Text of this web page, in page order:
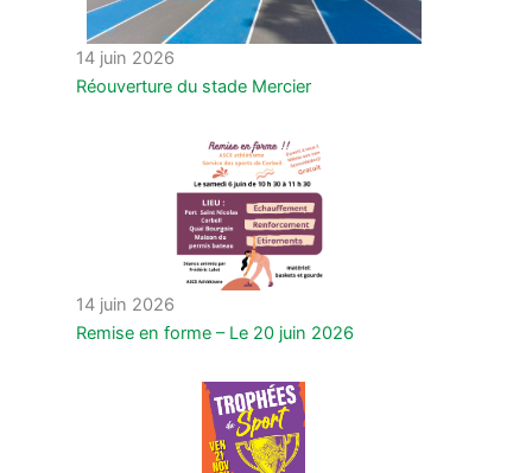
14 juin 2026
Réouverture du stade Mercier
14 juin 2026
Remise en forme – Le 20 juin 2026